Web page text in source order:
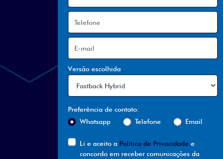
Versão escolhida
Preferência de contato:
Whatsapp
Telefone Email
Li e aceito a Política de Privacidade e
concordo em receber comunicações da